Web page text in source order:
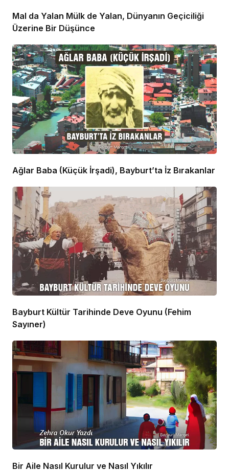
Mal da Yalan Mülk de Yalan, Dünyanın Geçiciliği
Üzerine Bir Düşünce
Ağlar Baba (Küçük İrşadi), Bayburt’ta İz Bırakanlar
Bayburt Kültür Tarihinde Deve Oyunu (Fehim
Sayıner)
Bir Aile Nasıl Kurulur ve Nasıl Yıkılır